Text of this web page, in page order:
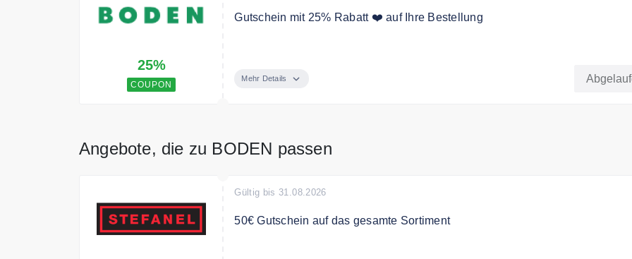
25%
COUPON
Gutschein mit 25% Rabatt ❤️ auf Ihre Bestellung
Mehr Details
Angebote, die zu BODEN passen
Gültig bis 31.08.2026
50€ Gutschein auf das gesamte Sortiment